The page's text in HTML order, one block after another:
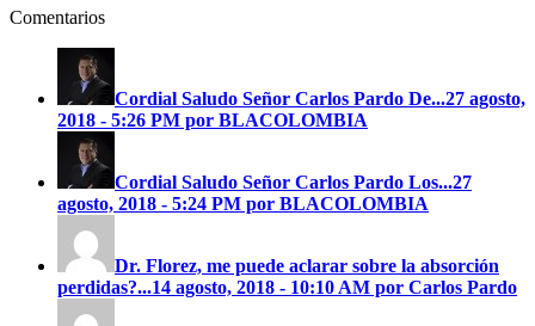
Comentarios
Cordial Saludo Señor Carlos Pardo De...27 agosto,
2018 - 5:26 PM por BLACOLOMBIA
Cordial Saludo Señor Carlos Pardo Los...27
agosto, 2018 - 5:24 PM por BLACOLOMBIA
Dr. Florez, me puede aclarar sobre la absorción
perdidas?...14 agosto, 2018 - 10:10 AM por Carlos Pardo